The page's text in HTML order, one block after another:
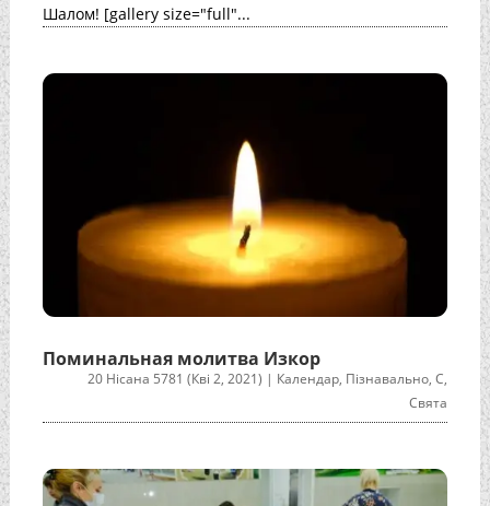
Шалом! [gallery size="full"...
Поминальная молитва Изкор
20 Нісана 5781 (Кві 2, 2021) | Календар, Пізнавально,С,
Свята